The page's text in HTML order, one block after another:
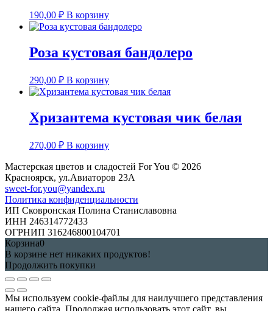
190,00 ₽ В корзину
Роза кустовая бандолеро
290,00 ₽ В корзину
Хризантема кустовая чик белая
270,00 ₽ В корзину
Мастерская цветов и сладостей For You © 2026
Красноярск, ул.Авиаторов 23А
sweet-for.you@yandex.ru
Политика конфиденциальности
ИП Сковронская Полина Станиславовна
ИНН 246314772433
ОГРНИП 316246800104701
Корзина0
В корзине нет никаких продуктов!
Продолжить покупки
Мы используем cookie-файлы для наилучшего представления
нашего сайта. Продолжая использовать этот сайт, вы